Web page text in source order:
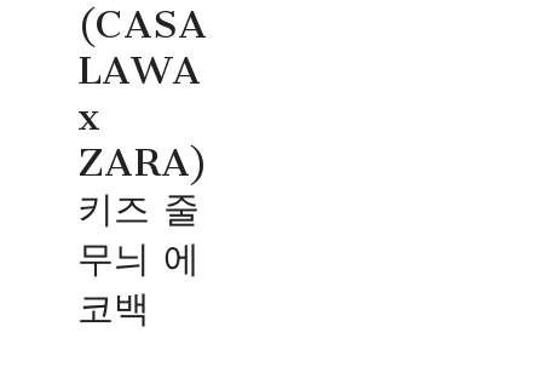
(CASA
LAWA
x
ZARA)
키즈 줄
무늬 에
코백